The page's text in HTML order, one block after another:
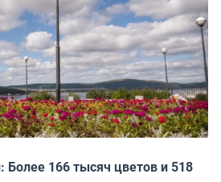
166 тысяч цветов и 518